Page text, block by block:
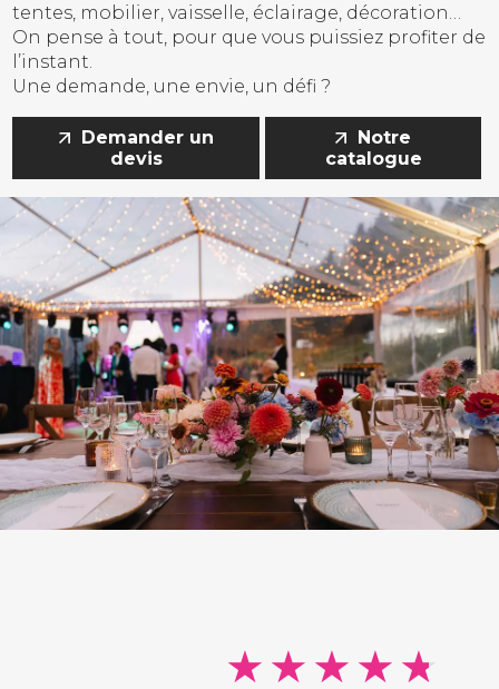
tentes, mobilier, vaisselle, éclairage, décoration…
On pense à tout, pour que vous puissiez profiter de
l’instant.
Une demande, une envie, un défi ?
Demander un
devis
Notre
catalogue